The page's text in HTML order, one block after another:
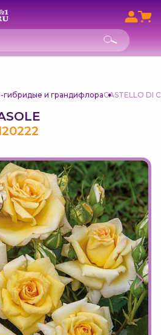
гибридые и грандифлораCASTELLO DI